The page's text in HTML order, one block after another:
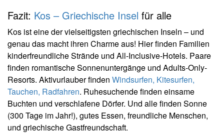
Fazit: Kos – Griechische Insel für alle
Kos ist eine der vielseitigsten griechischen Inseln – und
genau das macht ihren Charme aus! Hier finden Familien
kinderfreundliche Strände und All-Inclusive-Hotels. Paare
finden romantische Sonnenuntergänge und Adults-Only-
Resorts. Aktivurlauber finden Windsurfen, Kitesurfen,
Tauchen, Radfahren. Ruhesuchende finden einsame
Buchten und verschlafene Dörfer. Und alle finden Sonne
(300 Tage im Jahr!), gutes Essen, freundliche Menschen,
und griechische Gastfreundschaft.